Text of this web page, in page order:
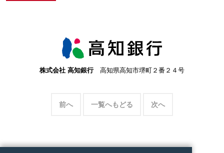
株式会社 高知銀行高知県高知市堺町２番２４号
前へ 一覧へもどる 次へ